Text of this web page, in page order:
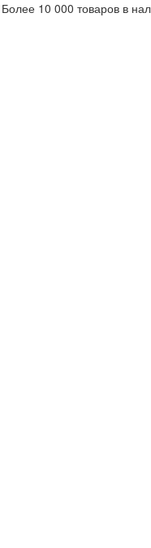
10 000 товаров в